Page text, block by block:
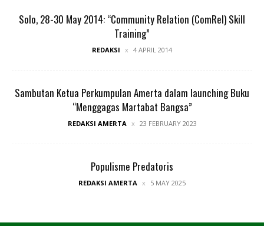
Solo, 28-30 May 2014: “Community Relation (ComRel) Skill
Training”
REDAKSI 4 APRIL 2014
Sambutan Ketua Perkumpulan Amerta dalam launching Buku
“Menggagas Martabat Bangsa”
REDAKSI AMERTA 23 FEBRUARY 2023
Populisme Predatoris
REDAKSI AMERTA 5 MAY 2025